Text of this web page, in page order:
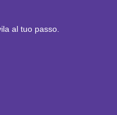
al tuo passo.